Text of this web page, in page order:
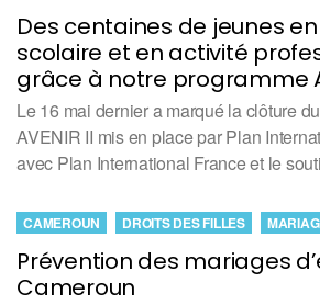
Des centaines de jeunes
scolaire et en activité
grâce à notre programme
Le 16 mai dernier a marqué la clôture
AVENIR II mis en place par Plan
avec Plan International France et le
Prévention des mariages
Cameroun
CAMEROUN DROITS DES FILLES